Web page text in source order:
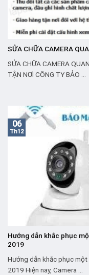
SỬA CHỮA CAMERA
SỬA CHỮA CAMERA
TẬN NƠI CÔNG TY BẢO ...
Hướng dẫn khắc phục
2019
Hướng dẫn khắc phục
2019 Hiện nay, Camera ...
06
Th12